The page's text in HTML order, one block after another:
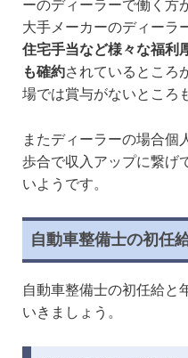
ーのディーラーで働く方
大手メーカーのディーラ
住宅手当など様々な福利
も確約されているところ
場では賞与がないところ
またディーラーの場合個
歩合で収入アップに繋げ
いようです。
自動車整備士の初任
自動車整備士の初任給と
いきましょう。